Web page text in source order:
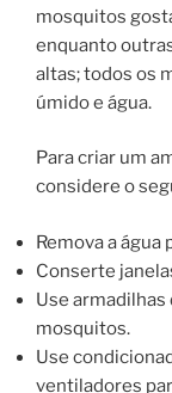
mosquitos
enquanto
altas; todos os
úmido e água.
Para criar um
considere o
Remova a água
Conserte
Use
mosquitos.
Use
ventiladores